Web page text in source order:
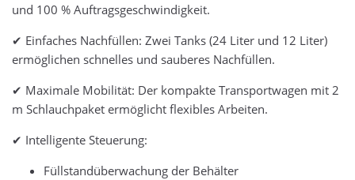
und 100 % Auftragsgeschwindigkeit.
✔ Einfaches Nachfüllen: Zwei Tanks (24 Liter und 12 Liter)
ermöglichen schnelles und sauberes Nachfüllen.
✔ Maximale Mobilität: Der kompakte Transportwagen mit 2
m Schlauchpaket ermöglicht flexibles Arbeiten.
✔ Intelligente Steuerung:
Füllstandüberwachung der Behälter